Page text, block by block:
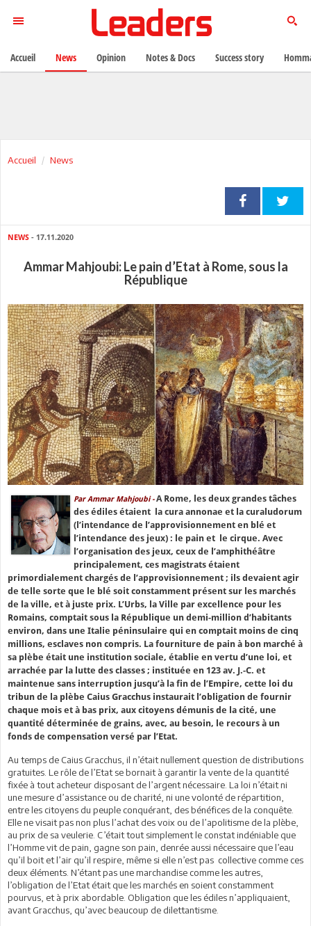
Accueil News
NEWS - 17.11.2020
Ammar Mahjoubi: Le pain d’Etat à Rome, sous la
République
Par Ammar Mahjoubi -A Rome, les deux grandes tâches
des édiles étaient la cura annonae et la curaludorum
(l’intendance de l’approvisionnement en blé et
l’intendance des jeux) : le pain et le cirque. Avec
l’organisation des jeux, ceux de l’amphithéâtre
principalement, ces magistrats étaient
primordialement chargés de l’approvisionnement ; ils devaient agir
de telle sorte que le blé soit constamment présent sur les marchés
de la ville, et à juste prix. L’Urbs, la Ville par excellence pour les
Romains, comptait sous la République un demi-million d’habitants
environ, dans une Italie péninsulaire qui en comptait moins de cinq
millions, esclaves non compris. La fourniture de pain à bon marché à
sa plèbe était une institution sociale, établie en vertu d’une loi, et
arrachée par la lutte des classes ; instituée en 123 av. J.-C. et
maintenue sans interruption jusqu’à la fin de l’Empire, cette loi du
tribun de la plèbe Caius Gracchus instaurait l’obligation de fournir
chaque mois et à bas prix, aux citoyens démunis de la cité, une
quantité déterminée de grains, avec, au besoin, le recours à un
fonds de compensation versé par l’Etat.
Au temps de Caius Gracchus, il n’était nullement question de distributions
gratuites. Le rôle de l’Etat se bornait à garantir la vente de la quantité
fixée à tout acheteur disposant de l’argent nécessaire. La loi n’était ni
une mesure d’assistance ou de charité, ni une volonté de répartition,
entre les citoyens du peuple conquérant, des bénéfices de la conquête.
Elle ne visait pas non plus l’achat des voix ou de l’apolitisme de la plèbe,
au prix de sa veulerie. C’était tout simplement le constat indéniable que
l’Homme vit de pain, gagne son pain, denrée aussi nécessaire que l’eau
qu’il boit et l’air qu’il respire, même si elle n’est pas collective comme ces
deux éléments. N’étant pas une marchandise comme les autres,
l’obligation de l’Etat était que les marchés en soient constamment
pourvus, et à prix abordable. Obligation que les édiles n’appliquaient,
avant Gracchus, qu’avec beaucoup de dilettantisme.
Accueil News Opinion Notes & Docs Success story